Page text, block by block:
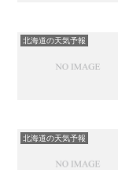
北海道の天気予報
北海道の天気予報